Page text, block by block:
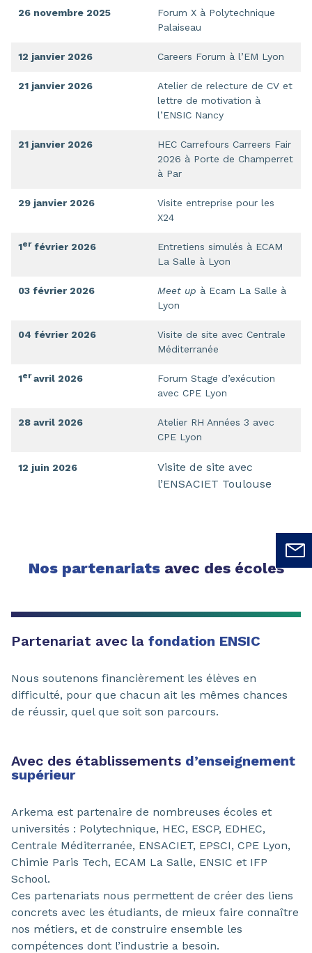
26 novembre 2025
Forum X à Polytechnique
Palaiseau
12 janvier 2026 Careers Forum à l’EM Lyon
21 janvier 2026
Atelier de relecture de CV et
lettre de motivation à
l’ENSIC Nancy
21 janvier 2026
HEC Carrefours Carreers Fair
2026 à Porte de Champerret
à Par
29 janvier 2026
Visite entreprise pour les
X24
1erfévrier 2026
Entretiens simulés à ECAM
La Salle à Lyon
03 février 2026 Meet up à Ecam La Salle à
Lyon
04 février 2026
Visite de site avec Centrale
Méditerranée
1eravril 2026
Forum Stage d’exécution
avec CPE Lyon
28 avril 2026
Atelier RH Années 3 avec
CPE Lyon
12 juin 2026
Visite de site avec
l’ENSACIET Toulouse
Nos partenariatsavec des écoles
Partenariat avec la fondation ENSIC
Nous soutenons financièrement les élèves en
difficulté, pour que chacun ait les mêmes chances
de réussir, quel que soit son parcours.
Avec des établissements d’enseignement
supérieur
Arkema est partenaire de nombreuses écoles et
universités : Polytechnique, HEC, ESCP, EDHEC,
Centrale Méditerranée, ENSACIET, EPSCI, CPE Lyon,
Chimie Paris Tech, ECAM La Salle, ENSIC et IFP
School.
Ces partenariats nous permettent de créer des liens
concrets avec les étudiants, de mieux faire connaître
nos métiers, et de construire ensemble les
compétences dont l’industrie a besoin.